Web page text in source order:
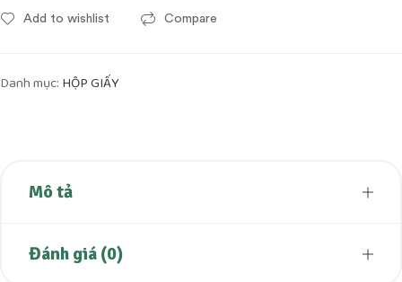
Add to wishlist Compare
Danh mục: HỘP GIẤY
Mô tả
Đánh giá (0)